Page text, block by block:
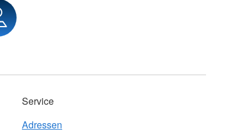
Service
Adressen